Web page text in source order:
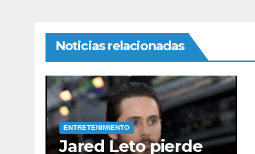
Noticias relacionadas
ENTRETENIMIENTO
Jared Leto pierde